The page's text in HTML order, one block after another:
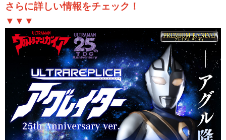
さらに詳しい情報をチェック！
▼▼▼